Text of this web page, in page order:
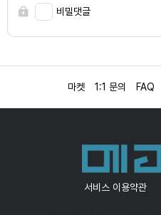
비밀댓글
마켓 1:1 문의 FAQ
서비스 이용약관